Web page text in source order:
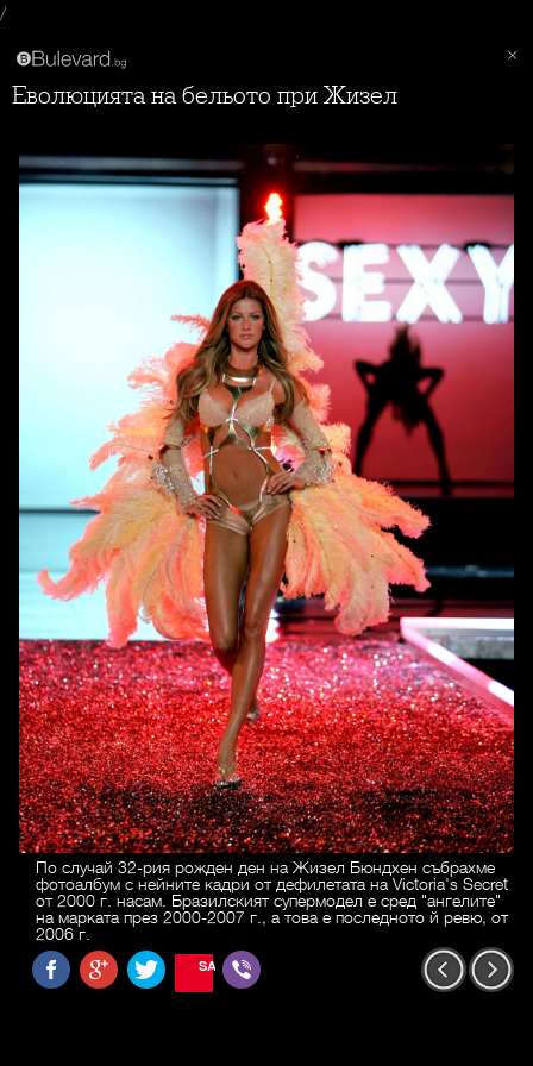
/
Еволюцията на бельото при Жизел
По случай 32-рия рожден ден на Жизел Бюндхен събрахме
фотоалбум с нейните кадри от дефилетата на Victoria's Secret
от 2000 г. насам. Бразилският супермодел е сред "ангелите"
на марката през 2000-2007 г., а това е последното й ревю, от
2006 г.
SAVE